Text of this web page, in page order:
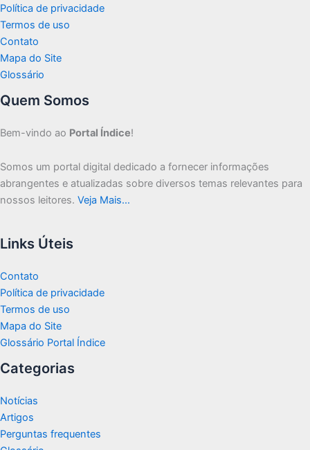
Política de privacidade
Termos de uso
Contato
Mapa do Site
Glossário
Quem Somos
Bem-vindo ao Portal Índice!
Somos um portal digital dedicado a fornecer informações
abrangentes e atualizadas sobre diversos temas relevantes para
nossos leitores. Veja Mais…
Links Úteis
Contato
Política de privacidade
Termos de uso
Mapa do Site
Glossário Portal Índice
Categorias
Notícias
Artigos
Perguntas frequentes